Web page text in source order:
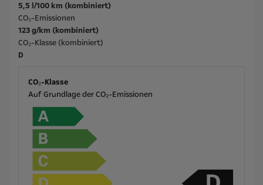
5,5 l/100 km (kombiniert)
CO₂-Emissionen
123 g/km (kombiniert)
CO₂-Klasse (kombiniert)
D
CO₂-Klasse
Auf Grundlage der CO₂-Emissionen